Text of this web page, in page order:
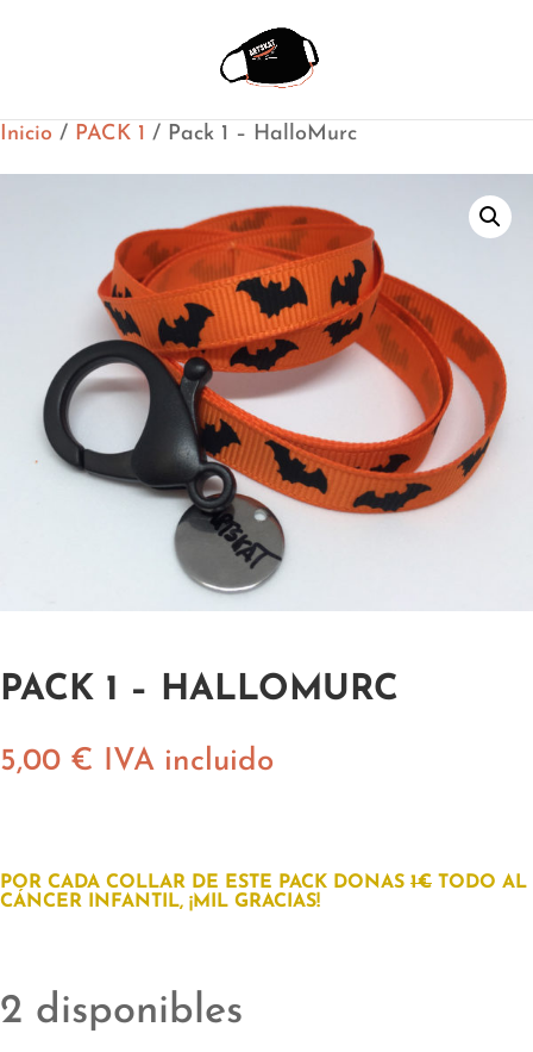
Inicio / PACK 1 / Pack 1 – HalloMurc
PACK 1 – HALLOMURC
5,00 € IVA incluido
POR CADA COLLAR DE ESTE PACK DONAS 1€ TODO AL
CÁNCER INFANTIL, ¡MIL GRACIAS!
2 disponibles